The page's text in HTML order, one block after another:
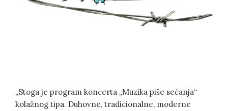
„Stoga je program koncerta „Muzika piše sećanja“
kolažnog tipa. Duhovne, tradicionalne, moderne